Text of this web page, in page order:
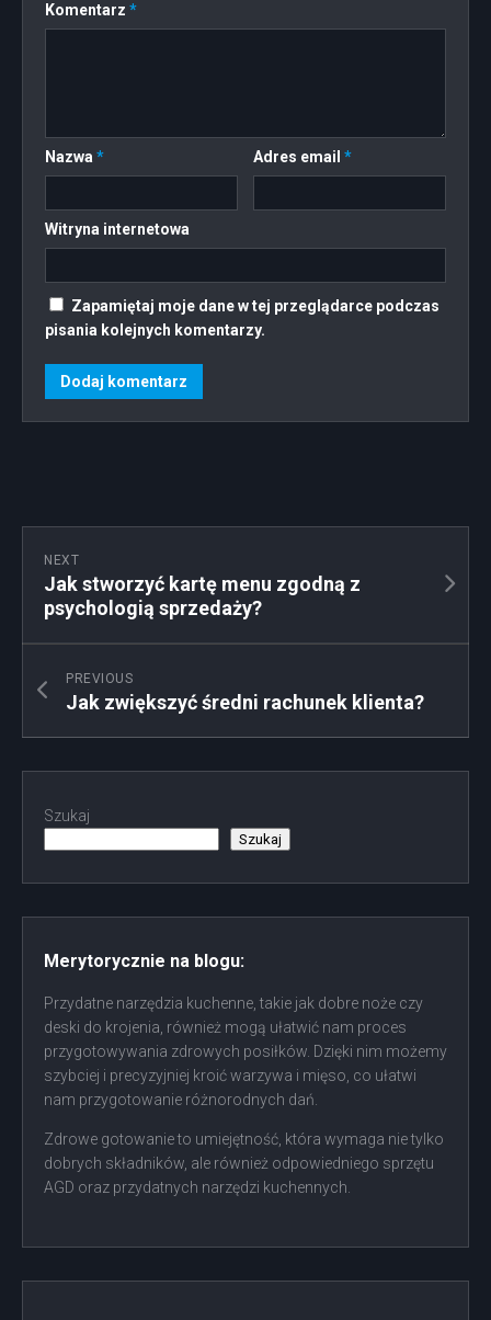
Komentarz *
Nazwa * Adres email*
Witryna internetowa
Zapamiętaj moje dane w tej przeglądarce podczas
pisania kolejnych komentarzy.
NEXT
Jak stworzyć kartę menu zgodną z
psychologią sprzedaży?
PREVIOUS
Jak zwiększyć średni rachunek klienta?
Szukaj
Szukaj
Merytorycznie na blogu:
Przydatne narzędzia kuchenne, takie jak dobre noże czy
deski do krojenia, również mogą ułatwić nam proces
przygotowywania zdrowych posiłków. Dzięki nim możemy
szybciej i precyzyjniej kroić warzywa i mięso, co ułatwi
nam przygotowanie różnorodnych dań.
Zdrowe gotowanie to umiejętność, która wymaga nie tylko
dobrych składników, ale również odpowiedniego sprzętu
AGD oraz przydatnych narzędzi kuchennych.